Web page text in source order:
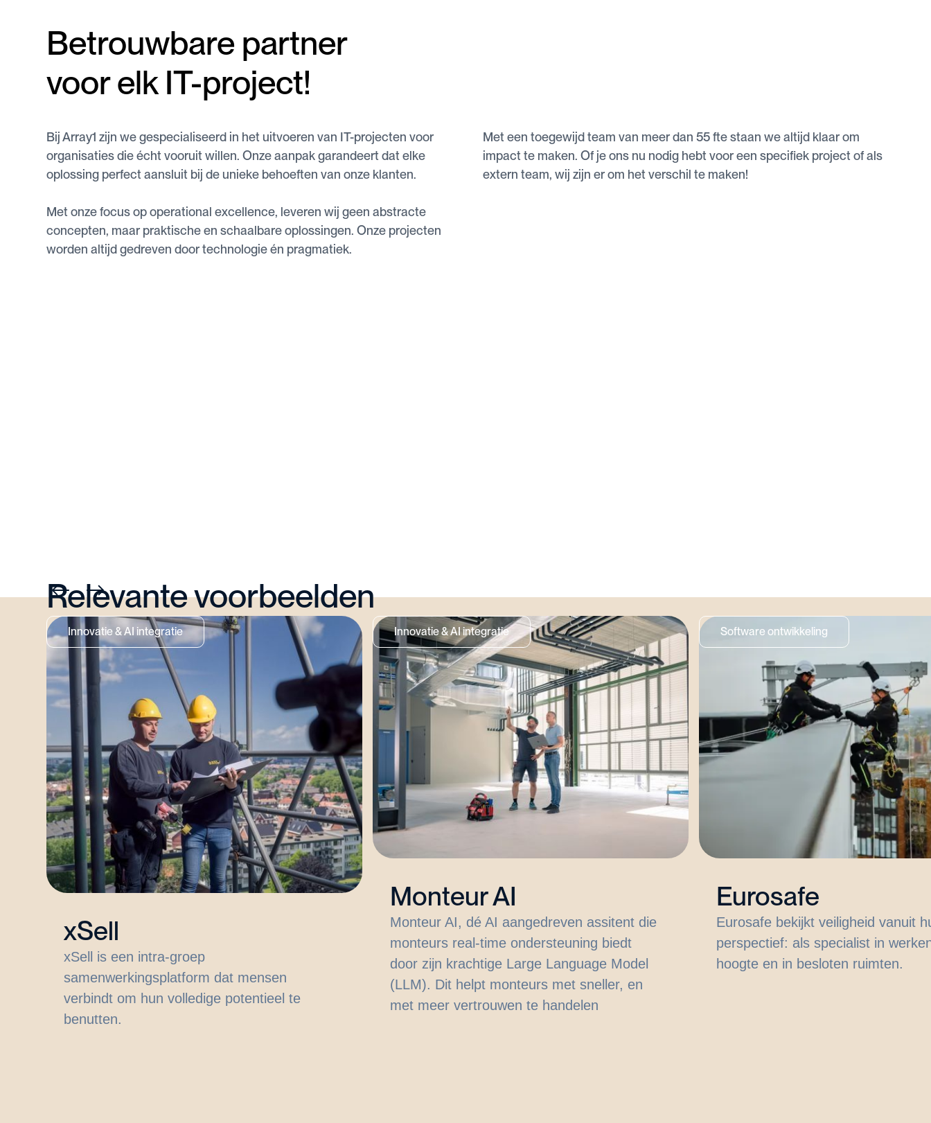
Betrouwbare partner
voor elk IT-project!
Bij Array1 zijn we gespecialiseerd in het uitvoeren van IT-projecten voor
organisaties die écht vooruit willen. Onze aanpak garandeert dat elke
oplossing perfect aansluit bij de unieke behoeften van onze klanten.
Met onze focus op operational excellence, leveren wij geen abstracte
concepten, maar praktische en schaalbare oplossingen. Onze projecten
worden altijd gedreven door technologie én pragmatiek.
Met een toegewijd team van meer dan 55 fte staan we altijd klaar om
impact te maken. Of je ons nu nodig hebt voor een specifiek project of als
extern team, wij zijn er om het verschil te maken!
Relevante voorbeelden
Innovatie & AI integratie
xSell
xSell is een intra-groep
samenwerkingsplatform dat mensen
verbindt om hun volledige potentieel te
benutten.
Innovatie & AI integratie
Monteur AI
Monteur AI, dé AI aangedreven assitent die
monteurs real-time ondersteuning biedt
door zijn krachtige Large Language Model
(LLM). Dit helpt monteurs met sneller, en
met meer vertrouwen te handelen
Software ontwikkeling
Eurosafe
Eurosafe bekijkt veiligheid vanuit
perspectief: als specialist in
hoogte en in besloten ruimten.